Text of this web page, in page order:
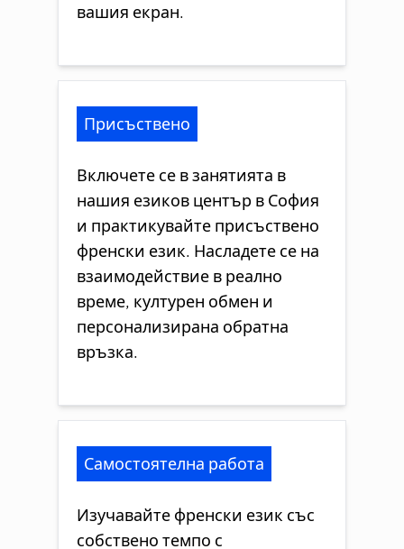
вашия екран.
Присъствено
Включете се в занятията в
нашия езиков център в София
и практикувайте присъствено
френски език. Насладете се на
взаимодействие в реално
време, културен обмен и
персонализирана обратна
връзка.
Самостоятелна работа
Изучавайте френски език със
собствено темпо с